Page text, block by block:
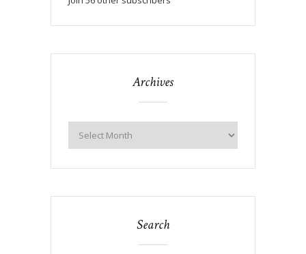
Archives
Search